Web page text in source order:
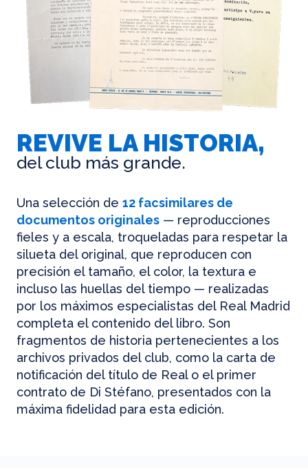
REVIVE LA HISTORIA,
del club más grande.
Una selección de 12 facsimilares de
documentos originales — reproducciones
fieles y a escala, troqueladas para respetar la
silueta del original, que reproducen con
precisión el tamaño, el color, la textura e
incluso las huellas del tiempo — realizadas
por los máximos especialistas del Real Madrid
completa el contenido del libro. Son
fragmentos de historia pertenecientes a los
archivos privados del club, como la carta de
notificación del título de Real o el primer
contrato de Di Stéfano, presentados con la
máxima fidelidad para esta edición.